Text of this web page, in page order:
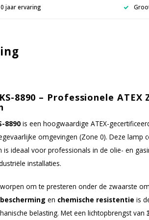
jaar ervaring
8890 – Professionele
8890 is een hoogwaardige ATEX-
omgevingen (Zone 0). Deze lamp
is ideaal voor professionals in de olie- en
installaties.
om te presteren onder de zwaarste
en chemische resistentie is
belasting. Met een lichtopbrengst van